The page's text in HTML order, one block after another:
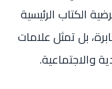
الكتاب الرئيسية
بل تمثل علامات
والاجتماعية.